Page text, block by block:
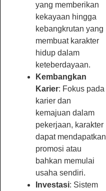
yang memberikan
kekayaan hingga
kebangkrutan yang
membuat karakter
hidup dalam
keteberdayaan.
Kembangkan
Karier: Fokus pada
karier dan
kemajuan dalam
pekerjaan, karakter
dapat mendapatkan
promosi atau
bahkan memulai
usaha sendiri.
Investasi: Sistem